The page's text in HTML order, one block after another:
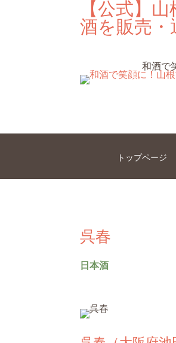
【公式】
酒を販売・
和酒で
トップページ
呉春
日本酒